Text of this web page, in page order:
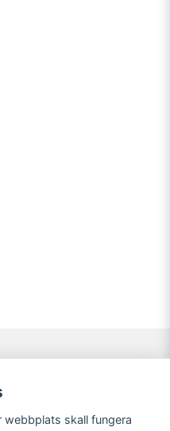
konto
in
digskall fungera